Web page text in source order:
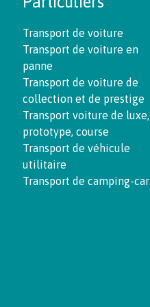
Transport de voiture
Transport de voiture en
panne
Transport de voiture de
collection et de prestige
Transport voiture de luxe,
prototype, course
Transport de véhicule
utilitaire
Transport de camping-car